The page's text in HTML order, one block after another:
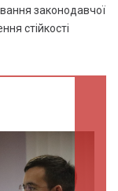
законодавчої
стійкості